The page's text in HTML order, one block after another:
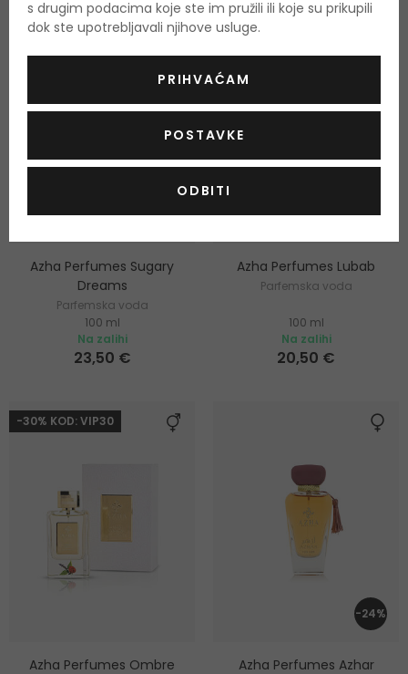
Azha Perfumes Sugary
Dreams
Parfemska voda
100 ml
Na zalihi
23,50 €
Azha Perfumes Lubab
Parfemska voda
100 ml
Na zalihi
20,50 €
-30% KOD: VIP30
Azha Perfumes Ombre
-24%
Azha Perfumes Azhar
s drugim podacima koje ste im pružili ili koje su prikupili
dok ste upotrebljavali njihove usluge.
PRIHVAĆAM
POSTAVKE
ODBITI